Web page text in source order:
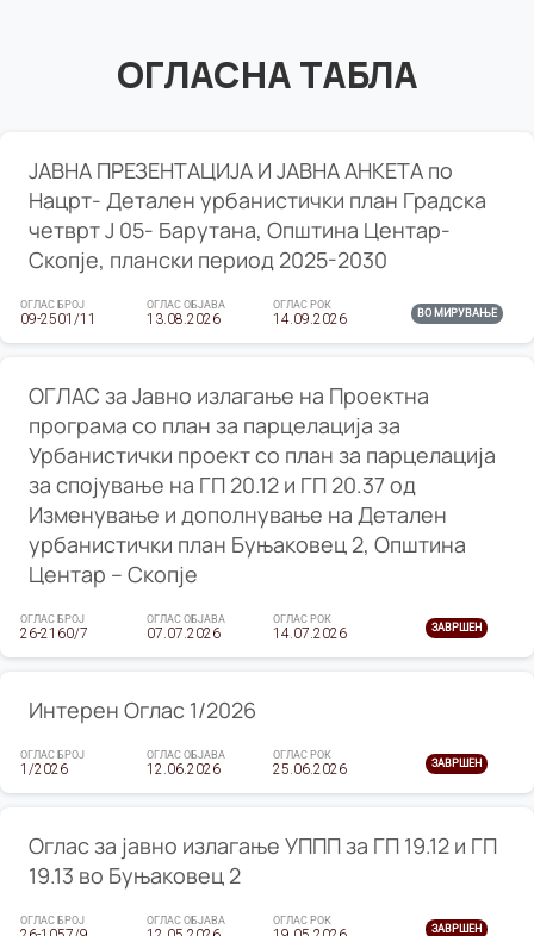
ОГЛАСНА ТАБЛА
ЈАВНА ПРЕЗЕНТАЦИЈА И ЈАВНА АНКЕТА по
Нацрт- Детален урбанистички план Градска
четврт Ј 05- Барутана, Општина Центар-
Скопје, плански период 2025-2030
ОГЛАС БРОЈ
09-2501/11
ОГЛАС ОБЈАВА
13.08.2026
ОГЛАС РОК
14.09.2026 ВО МИРУВАЊЕ
ОГЛАС за Јавно излагање на Проектна
програма со план за парцелација за
Урбанистички проект со план за парцелација
за спојување на ГП 20.12 и ГП 20.37 од
Изменување и дополнување на Детален
урбанистички план Буњаковец 2, Општина
Центар – Скопје
ОГЛАС БРОЈ
26-2160/7
ОГЛАС ОБЈАВА
07.07.2026
ОГЛАС РОК
14.07.2026 ЗАВРШЕН
Интерен Оглас 1/2026
ОГЛАС БРОЈ
1/2026
ОГЛАС ОБЈАВА
12.06.2026
ОГЛАС РОК
25.06.2026 ЗАВРШЕН
Оглас за јавно излагање УППП за ГП 19.12 и ГП
19.13 во Буњаковец 2
ОГЛАС БРОЈ ОГЛАС ОБЈАВА ОГЛАС РОК
ЗАВРШЕН